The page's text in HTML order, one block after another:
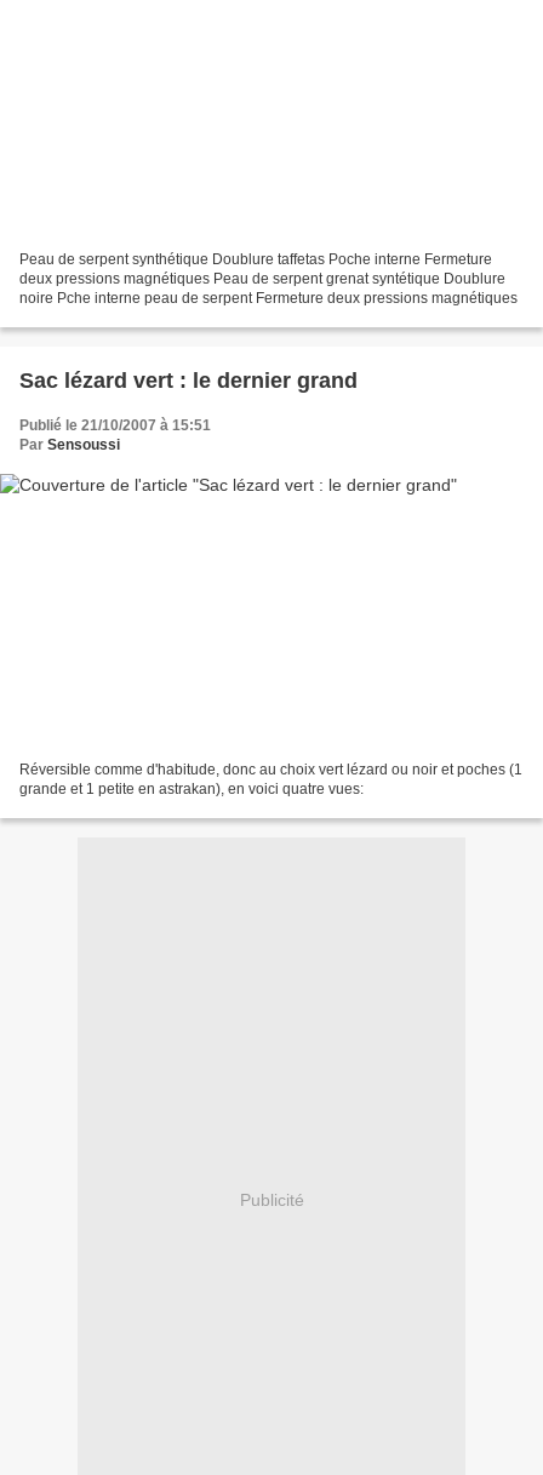
Peau de serpent synthétique Doublure taffetas Poche interne Fermeture
deux pressions magnétiques Peau de serpent grenat syntétique Doublure
noire Pche interne peau de serpent Fermeture deux pressions magnétiques
Sac lézard vert : le dernier grand
Publié le 21/10/2007 à 15:51
Par Sensoussi
Réversible comme d'habitude, donc au choix vert lézard ou noir et poches (1
grande et 1 petite en astrakan), en voici quatre vues:
Publicité